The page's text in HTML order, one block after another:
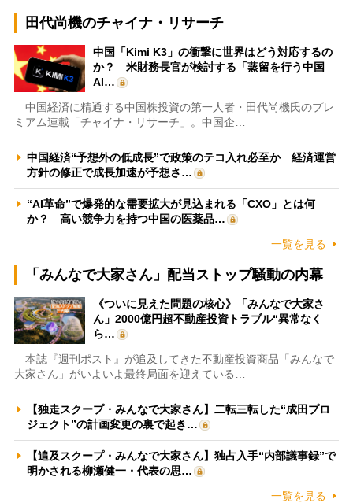
田代尚機のチャイナ・リサーチ
中国「Kimi K3」の衝撃に世界はどう対応するの
か？ 米財務長官が検討する「蒸留を行う中国
AI…
中国経済に精通する中国株投資の第一人者・田代尚機氏のプレ
ミアム連載「チャイナ・リサーチ」。中国企…
中国経済“予想外の低成長”で政策のテコ入れ必至か 経済運営
方針の修正で成長加速が予想さ…
“AI革命”で爆発的な需要拡大が見込まれる「CXO」とは何
か？ 高い競争力を持つ中国の医薬品…
一覧を見る
「みんなで大家さん」配当ストップ騒動の内幕
《ついに見えた問題の核心》「みんなで大家さ
ん」2000億円超不動産投資トラブル“異常なく
ら…
本誌『週刊ポスト』が追及してきた不動産投資商品「みんなで
大家さん」がいよいよ最終局面を迎えている…
【独走スクープ・みんなで大家さん】二転三転した“成田プロ
ジェクト”の計画変更の裏で起き…
【追及スクープ・みんなで大家さん】独占入手“内部議事録”で
明かされる柳瀬健一・代表の思…
一覧を見る